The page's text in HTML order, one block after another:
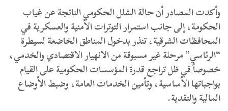
وأكدت المصادر أن حالة الشلل الحكومي الناتجة عن غياب
الحكومة، إلى جانب استمرار التوترات الأمنية والعسكرية في
المحافظات الشرقية، تنذر بدخول المناطق الخاضعة لسيطرة
“الرئاسي” مرحلة غير مسبوقة من الانهيار الاقتصادي والخدمي،
خصوصاً في ظل تراجع قدرة المؤسسات الحكومية على القيام
بواجباتها الأساسية، وتأمين الخدمات العامة، وضبط الأوضاع
المالية والنقدية.